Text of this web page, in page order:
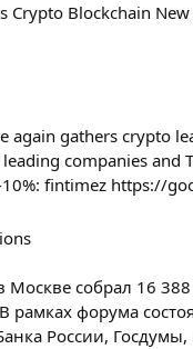
Crypto Blockchain
again gathers crypto
leading companies
fintimez https://
Москве собрал 16
рамках форума
Банка России,